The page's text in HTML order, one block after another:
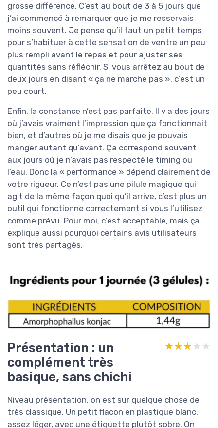
grosse différence. C’est au bout de 3 à 5 jours que
j’ai commencé à remarquer que je me resservais
moins souvent. Je pense qu’il faut un petit temps
pour s’habituer à cette sensation de ventre un peu
plus rempli avant le repas et pour ajuster ses
quantités sans réfléchir. Si vous arrêtez au bout de
deux jours en disant « ça ne marche pas », c’est un
peu court.
Enfin, la constance n’est pas parfaite. Il y a des jours
où j’avais vraiment l’impression que ça fonctionnait
bien, et d’autres où je me disais que je pouvais
manger autant qu’avant. Ça correspond souvent
aux jours où je n’avais pas respecté le timing ou
l’eau. Donc la « performance » dépend clairement de
votre rigueur. Ce n’est pas une pilule magique qui
agit de la même façon quoi qu’il arrive, c’est plus un
outil qui fonctionne correctement si vous l’utilisez
comme prévu. Pour moi, c’est acceptable, mais ça
explique aussi pourquoi certains avis utilisateurs
sont très partagés.
Présentation : un
complément très
basique, sans chichi
★★★★★
★★★★★
Niveau présentation, on est sur quelque chose de
très classique. Un petit flacon en plastique blanc,
assez léger, avec une étiquette plutôt sobre. On